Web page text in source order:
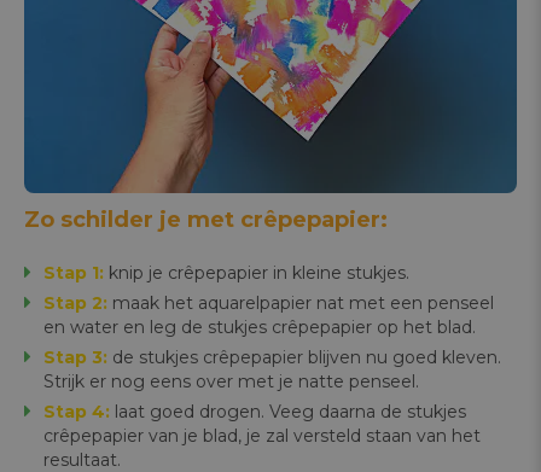
Zo schilder je met crêpepapier:
Stap 1: knip je crêpepapier in kleine stukjes.
Stap 2: maak het aquarelpapier nat met een penseel
en water en leg de stukjes crêpepapier op het blad.
Stap 3: de stukjes crêpepapier blijven nu goed kleven.
Strijk er nog eens over met je natte penseel.
Stap 4: laat goed drogen. Veeg daarna de stukjes
crêpepapier van je blad, je zal versteld staan van het
resultaat.